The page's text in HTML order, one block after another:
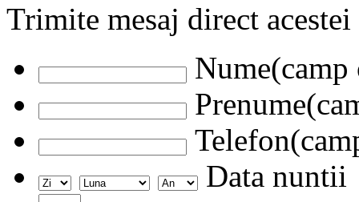
Trimite mesaj direct
Data nuntii